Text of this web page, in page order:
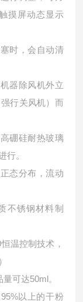
摸屏动态显示
时，会自动清
器除风机外立
行关风机）而
硼硅耐热玻璃
行。
态分布，流动
不锈钢材料制
温控制技术，
）
可达50ml。
以上的干粉